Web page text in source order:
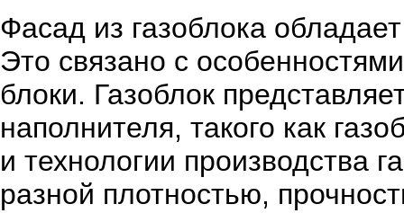
Фасад из газоблока
Это связано с
блоки. Газоблок
наполнителя, такого как
и технологии производства
разной плотностью,